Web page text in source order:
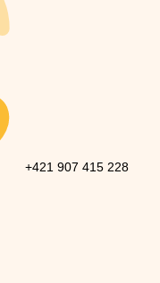
+421 907 415 228